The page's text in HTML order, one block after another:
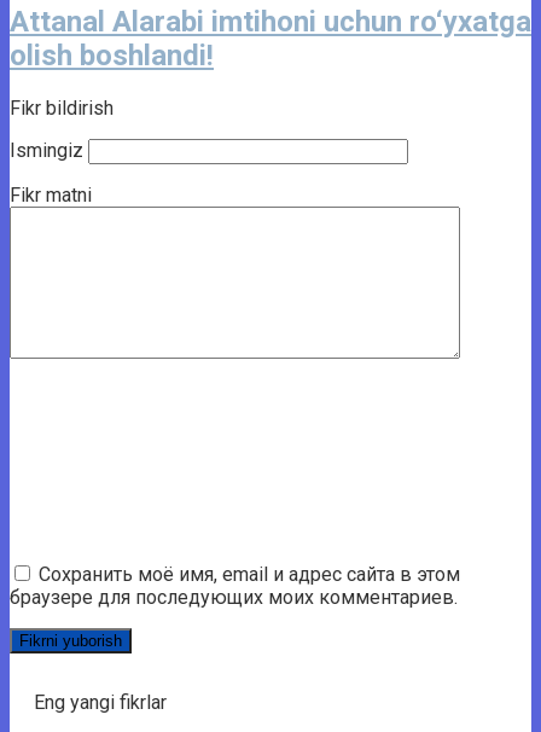
Attanal Alarabi imtihoni uchun ro‘yxatga
olish boshlandi!
Fikr bildirish
Ismingiz
Fikr matni
Сохранить моё имя, email и адрес сайта в этом
браузере для последующих моих комментариев.
Eng yangi fikrlar